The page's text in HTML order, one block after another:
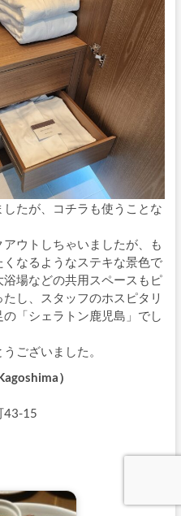
たが、コチラも使うことな
ウトしちゃいましたが、も
なるようなステキな景色で
場などの共用スペースもピ
し、スタッフのホスピタリ
「シェラトン鹿児島」でし
ございました。
）
43-15